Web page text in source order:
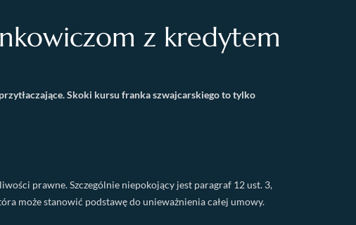
z kredytem
Skoki kursu franka szwajcarskiego to tylko
prawne. Szczególnie niepokojący jest paragraf 12 ust. 3,
może stanowić podstawę do unieważnienia całej umowy.